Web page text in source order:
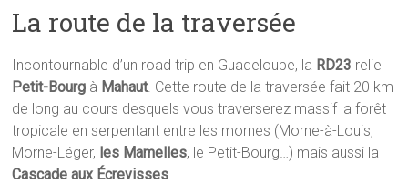
La route de la traversée
Incontournable d’un road trip en Guadeloupe, la RD23 relie
Petit-Bourg à Mahaut. Cette route de la traversée fait 20 km
de long au cours desquels vous traverserez massif la forêt
tropicale en serpentant entre les mornes (Morne-à-Louis,
Morne-Léger, les Mamelles, le Petit-Bourg…) mais aussi la
Cascade aux Écrevisses.